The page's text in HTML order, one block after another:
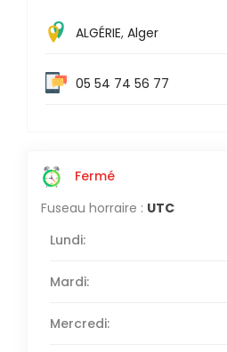
ALGÉRIE, Alger
05 54 74 56 77
Fermé
Fuseau horraire : UTC
Lundi:
Mardi:
Mercredi: